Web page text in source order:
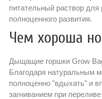
питательный раствор
полноценного развития.
Чем хороша
Дыщащие горшки Grow
Благодаря натуральным
полноценно "вдыхать" и
загниванием при